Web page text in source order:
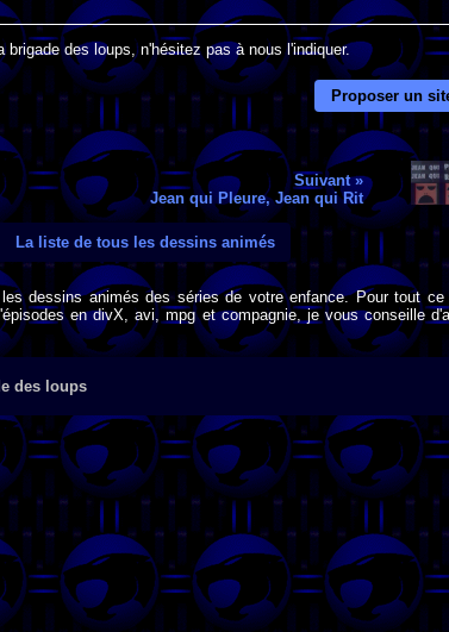
des loups, n'hésitez pas à nous l'indiquer.
Proposer un
Suivant »
Jean qui Pleure, Jean qui Rit
La liste de tous les dessins animés
dessins animés des séries de votre enfance. Pour tout ce
en divX, avi, mpg et compagnie, je vous conseille
des loups